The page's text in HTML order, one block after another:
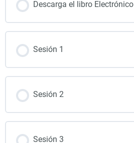
Descarga el libro Electrónico
Sesión 1
Sesión 2
Sesión 3